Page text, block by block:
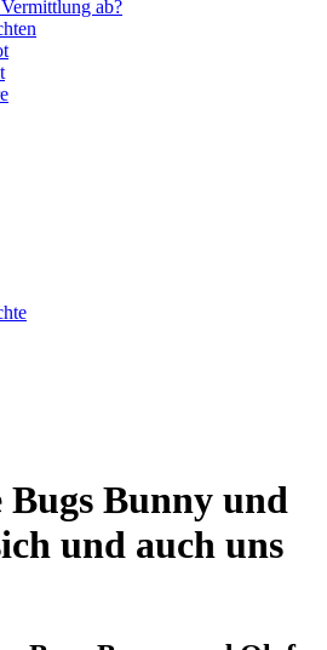
ab?
Bugs Bunny und
und auch uns